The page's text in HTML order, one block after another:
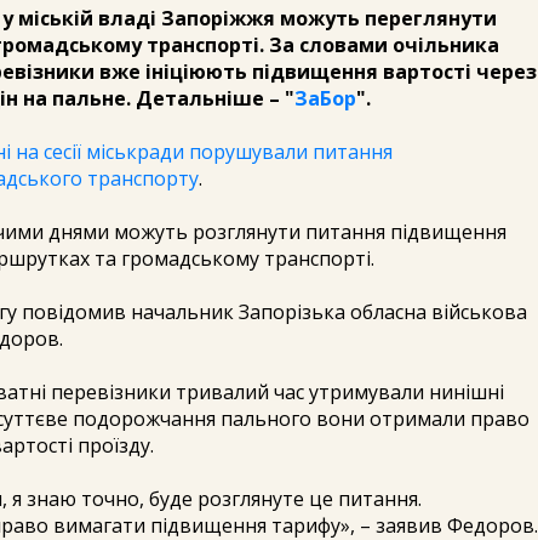
владі Запоріжжя можуть переглянути
транспорті. За словами очільника
вже ініціюють підвищення вартості через
на пальне. Детальніше – "ЗаБор".
на сесії міськради порушували питання
транспорту.
днями можуть розглянути питання підвищення
та громадському транспорті.
повідомив начальник Запорізька обласна військова
перевізники тривалий час утримували нинішні
подорожчання пального вони отримали право
проїзду.
знаю точно, буде розглянуте це питання.
вимагати підвищення тарифу», – заявив Федоров.